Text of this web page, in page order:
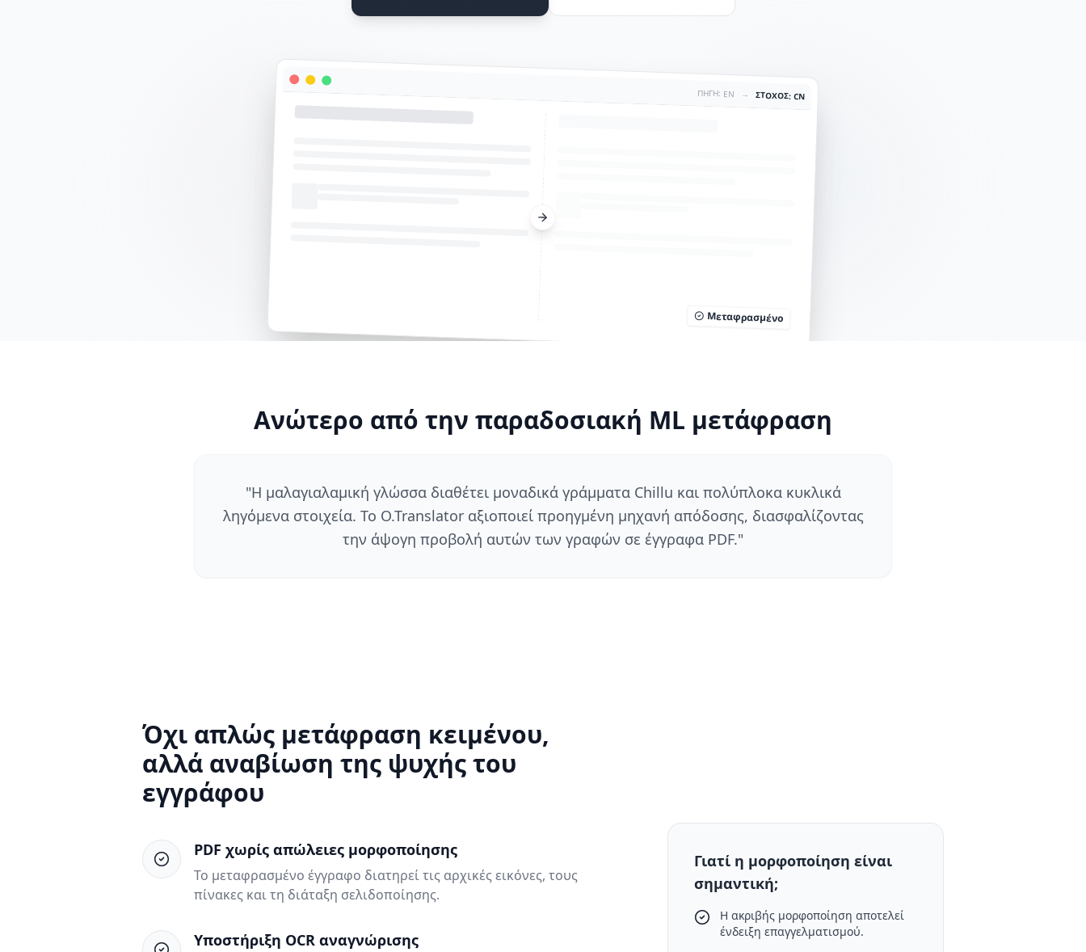
ΠΗΓΗ: EN → ΣΤΟΧΟΣ: CN
Μεταφρασμένο
Ανώτερο από την παραδοσιακή ML μετάφραση
"Η μαλαγιαλαμική γλώσσα διαθέτει μοναδικά γράμματα Chillu και πολύπλοκα κυκλικά
ληγόμενα στοιχεία. Το O.Translator αξιοποιεί προηγμένη μηχανή απόδοσης, διασφαλίζοντας
την άψογη προβολή αυτών των γραφών σε έγγραφα PDF."
Όχι απλώς μετάφραση κειμένου,
αλλά αναβίωση της ψυχής του
εγγράφου
PDF χωρίς απώλειες μορφοποίησης
Το μεταφρασμένο έγγραφο διατηρεί τις αρχικές εικόνες, τους
πίνακες και τη διάταξη σελιδοποίησης.
Υποστήριξη OCR αναγνώρισης
Γιατί η μορφοποίηση είναι
σημαντική;
Η ακριβής μορφοποίηση αποτελεί
ένδειξη επαγγελματισμού.